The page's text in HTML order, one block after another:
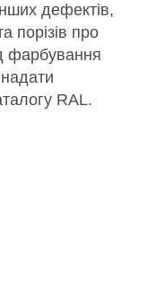
дефектів,
порізів про
фарбування
RAL.